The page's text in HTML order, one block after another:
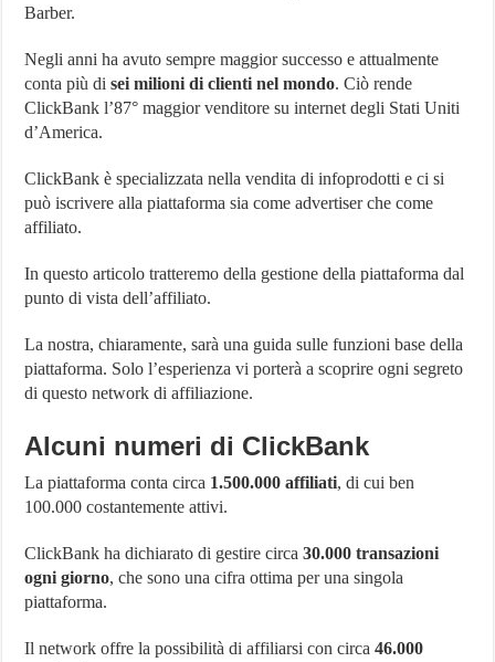
Barber.
Negli anni ha avuto sempre maggior successo e attualmente
conta più disei milioni di clienti nel mondo. Ciò rende
ClickBank l’87° maggior venditore su internet degli Stati Uniti
d’America.
ClickBank è specializzata nella vendita di infoprodotti e ci si
può iscrivere alla piattaforma sia come advertiser che come
affiliato.
In questo articolo tratteremo della gestione della piattaforma dal
punto di vista dell’affiliato.
La nostra, chiaramente, sarà una guida sulle funzioni base della
piattaforma. Solo l’esperienza vi porterà a scoprire ogni segreto
di questo network di affiliazione.
Alcuni numeri di ClickBank
La piattaforma conta circa 1.500.000 affiliati, di cui ben
100.000 costantemente attivi.
ClickBank ha dichiarato di gestire circa30.000 transazioni
ogni giorno, che sono una cifra ottima per una singola
piattaforma.
Il network offre la possibilità di affiliarsi con circa46.000